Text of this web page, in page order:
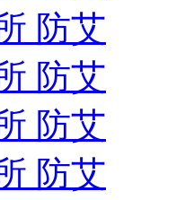
防艾
防艾
防艾
防艾